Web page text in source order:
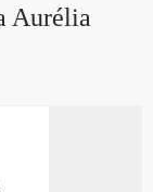
Aurélia